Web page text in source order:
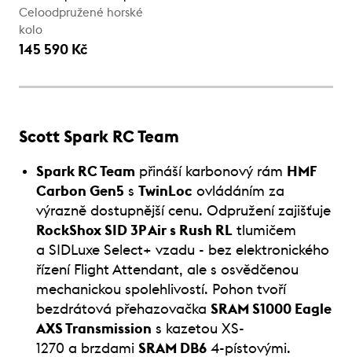
Celoodpružené horské
kolo
145 590 Kč
Scott Spark RC Team
Spark RC Team přináší karbonový rám HMF
Carbon Gen5 s TwinLoc ovládáním za
výrazně dostupnější cenu. Odpružení zajišťuje
RockShox SID 3P Air s Rush RLtlumičem
a SIDLuxe Select+ vzadu - bez elektronického
řízení Flight Attendant, ale s osvědčenou
mechanickou spolehlivostí. Pohon tvoří
bezdrátová přehazovačka SRAM S1000 Eagle
AXS Transmission s kazetou XS-
1270 a brzdami SRAM DB64-pístovými.